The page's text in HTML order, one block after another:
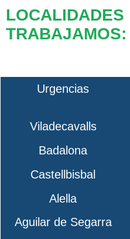
TRABAJAMOS:
Urgencias
Viladecavalls
Badalona
Castellbisbal
Alella
Aguilar de Segarra